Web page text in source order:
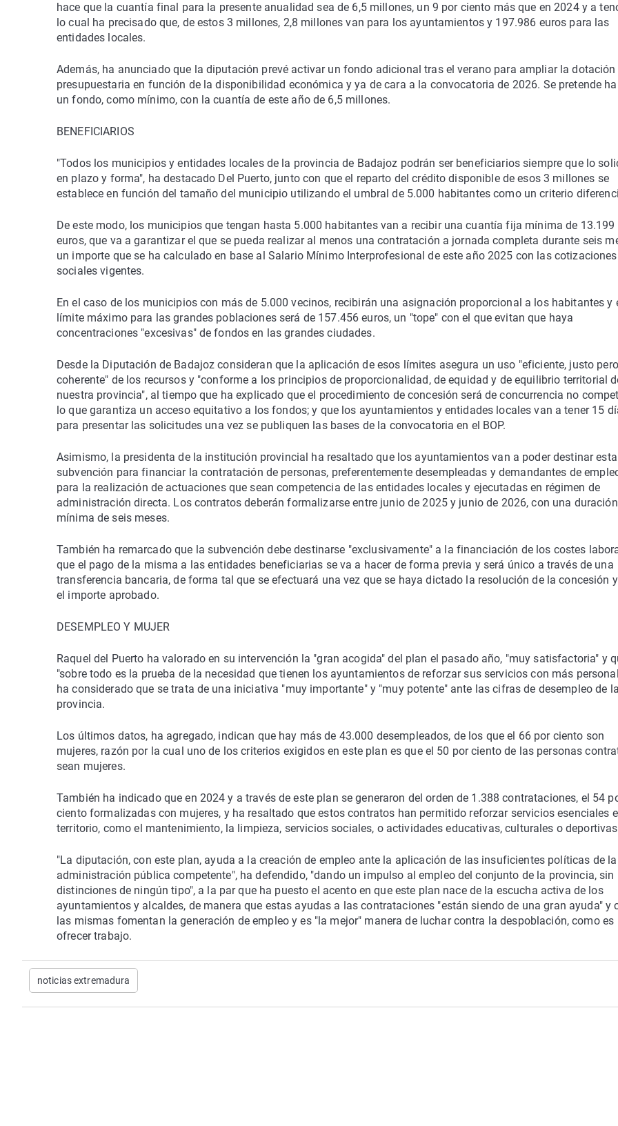
hace que la cuantía final para la presente anualidad sea de 6,5 millones, un 9 por ciento más que en 2024 y a
lo cual ha precisado que, de estos 3 millones, 2,8 millones van para los ayuntamientos y 197.986 euros para las
entidades locales.
Además, ha anunciado que la diputación prevé activar un fondo adicional tras el verano para ampliar la dotación
presupuestaria en función de la disponibilidad económica y ya de cara a la convocatoria de 2026. Se pretende
un fondo, como mínimo, con la cuantía de este año de 6,5 millones.
BENEFICIARIOS
"Todos los municipios y entidades locales de la provincia de Badajoz podrán ser beneficiarios siempre que lo
en plazo y forma", ha destacado Del Puerto, junto con que el reparto del crédito disponible de esos 3 millones se
establece en función del tamaño del municipio utilizando el umbral de 5.000 habitantes como un criterio
De este modo, los municipios que tengan hasta 5.000 habitantes van a recibir una cuantía fija mínima de 13.199
euros, que va a garantizar el que se pueda realizar al menos una contratación a jornada completa durante seis
un importe que se ha calculado en base al Salario Mínimo Interprofesional de este año 2025 con las cotizaciones
sociales vigentes.
En el caso de los municipios con más de 5.000 vecinos, recibirán una asignación proporcional a los habitantes y
límite máximo para las grandes poblaciones será de 157.456 euros, un "tope" con el que evitan que haya
concentraciones "excesivas" de fondos en las grandes ciudades.
Desde la Diputación de Badajoz consideran que la aplicación de esos límites asegura un uso "eficiente, justo pero
coherente" de los recursos y "conforme a los principios de proporcionalidad, de equidad y de equilibrio territorial
nuestra provincia", al tiempo que ha explicado que el procedimiento de concesión será de concurrencia no
lo que garantiza un acceso equitativo a los fondos; y que los ayuntamientos y entidades locales van a tener 15
para presentar las solicitudes una vez se publiquen las bases de la convocatoria en el BOP.
Asimismo, la presidenta de la institución provincial ha resaltado que los ayuntamientos van a poder destinar esta
subvención para financiar la contratación de personas, preferentemente desempleadas y demandantes de
para la realización de actuaciones que sean competencia de las entidades locales y ejecutadas en régimen de
administración directa. Los contratos deberán formalizarse entre junio de 2025 y junio de 2026, con una duración
mínima de seis meses.
También ha remarcado que la subvención debe destinarse "exclusivamente" a la financiación de los costes
que el pago de la misma a las entidades beneficiarias se va a hacer de forma previa y será único a través de una
transferencia bancaria, de forma tal que se efectuará una vez que se haya dictado la resolución de la concesión
el importe aprobado.
DESEMPLEO Y MUJER
Raquel del Puerto ha valorado en su intervención la "gran acogida" del plan el pasado año, "muy satisfactoria" y
"sobre todo es la prueba de la necesidad que tienen los ayuntamientos de reforzar sus servicios con más
ha considerado que se trata de una iniciativa "muy importante" y "muy potente" ante las cifras de desempleo de la
provincia.
Los últimos datos, ha agregado, indican que hay más de 43.000 desempleados, de los que el 66 por ciento son
mujeres, razón por la cual uno de los criterios exigidos en este plan es que el 50 por ciento de las personas
sean mujeres.
También ha indicado que en 2024 y a través de este plan se generaron del orden de 1.388 contrataciones, el 54
ciento formalizadas con mujeres, y ha resaltado que estos contratos han permitido reforzar servicios esenciales
territorio, como el mantenimiento, la limpieza, servicios sociales, o actividades educativas, culturales o
"La diputación, con este plan, ayuda a la creación de empleo ante la aplicación de las insuficientes políticas de la
administración pública competente", ha defendido, "dando un impulso al empleo del conjunto de la provincia, sin
distinciones de ningún tipo", a la par que ha puesto el acento en que este plan nace de la escucha activa de los
ayuntamientos y alcaldes, de manera que estas ayudas a las contrataciones "están siendo de una gran ayuda" y
las mismas fomentan la generación de empleo y es "la mejor" manera de luchar contra la despoblación, como es
ofrecer trabajo.
noticias extremadura